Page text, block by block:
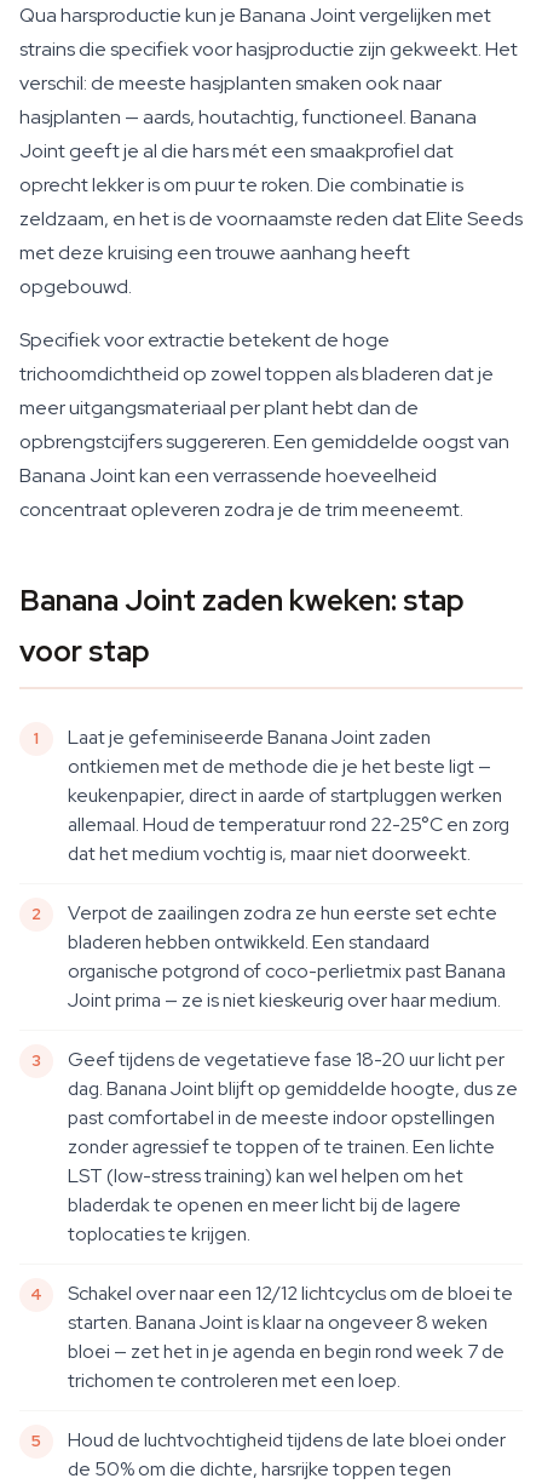
Qua harsproductie kun je Banana Joint vergelijken met
strains die specifiek voor hasjproductie zijn gekweekt. Het
verschil: de meeste hasjplanten smaken ook naar
hasjplanten — aards, houtachtig, functioneel. Banana
Joint geeft je al die hars mét een smaakprofiel dat
oprecht lekker is om puur te roken. Die combinatie is
zeldzaam, en het is de voornaamste reden dat Elite Seeds
met deze kruising een trouwe aanhang heeft
opgebouwd.
Specifiek voor extractie betekent de hoge
trichoomdichtheid op zowel toppen als bladeren dat je
meer uitgangsmateriaal per plant hebt dan de
opbrengstcijfers suggereren. Een gemiddelde oogst van
Banana Joint kan een verrassende hoeveelheid
concentraat opleveren zodra je de trim meeneemt.
Banana Joint zaden kweken: stap
voor stap
Laat je gefeminiseerde Banana Joint zaden
ontkiemen met de methode die je het beste ligt —
keukenpapier, direct in aarde of startpluggen werken
allemaal. Houd de temperatuur rond 22-25°C en zorg
dat het medium vochtig is, maar niet doorweekt.
Verpot de zaailingen zodra ze hun eerste set echte
bladeren hebben ontwikkeld. Een standaard
organische potgrond of coco-perlietmix past Banana
Joint prima — ze is niet kieskeurig over haar medium.
Geef tijdens de vegetatieve fase 18-20 uur licht per
dag. Banana Joint blijft op gemiddelde hoogte, dus ze
past comfortabel in de meeste indoor opstellingen
zonder agressief te toppen of te trainen. Een lichte
LST (low-stress training) kan wel helpen om het
bladerdak te openen en meer licht bij de lagere
toplocaties te krijgen.
Schakel over naar een 12/12 lichtcyclus om de bloei te
starten. Banana Joint is klaar na ongeveer 8 weken
bloei — zet het in je agenda en begin rond week 7 de
trichomen te controleren met een loep.
Houd de luchtvochtigheid tijdens de late bloei onder
de 50% om die dichte, harsrijke toppen tegen